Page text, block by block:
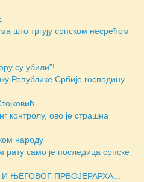
што тргују српском несрећом
су убили”!...
Републике Србије господину
контролу, ово је страшна
народу
рату само је последица српске
ПРВОЈЕРАРХА...